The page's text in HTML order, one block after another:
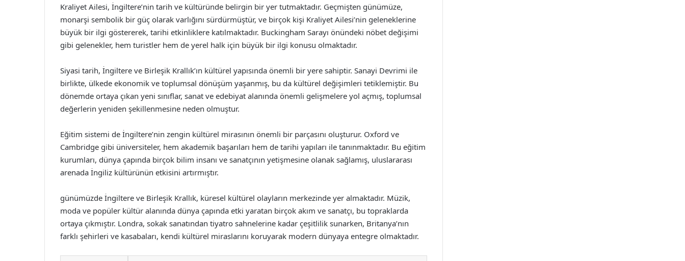
Kraliyet Ailesi, İngiltere’nin tarih ve kültüründe belirgin bir yer tutmaktadır. Geçmişten günümüze,
monarşi sembolik bir güç olarak varlığını sürdürmüştür, ve birçok kişi Kraliyet Ailesi’nin geleneklerine
büyük bir ilgi göstererek, tarihi etkinliklere katılmaktadır. Buckingham Sarayı önündeki nöbet değişimi
gibi gelenekler, hem turistler hem de yerel halk için büyük bir ilgi konusu olmaktadır.
Siyasi tarih, İngiltere ve Birleşik Krallık’ın kültürel yapısında önemli bir yere sahiptir. Sanayi Devrimi ile
birlikte, ülkede ekonomik ve toplumsal dönüşüm yaşanmış, bu da kültürel değişimleri tetiklemiştir. Bu
dönemde ortaya çıkan yeni sınıflar, sanat ve edebiyat alanında önemli gelişmelere yol açmış, toplumsal
değerlerin yeniden şekillenmesine neden olmuştur.
Eğitim sistemi de İngiltere’nin zengin kültürel mirasının önemli bir parçasını oluşturur. Oxford ve
Cambridge gibi üniversiteler, hem akademik başarıları hem de tarihi yapıları ile tanınmaktadır. Bu eğitim
kurumları, dünya çapında birçok bilim insanı ve sanatçının yetişmesine olanak sağlamış, uluslararası
arenada İngiliz kültürünün etkisini artırmıştır.
günümüzde İngiltere ve Birleşik Krallık, küresel kültürel olayların merkezinde yer almaktadır. Müzik,
moda ve popüler kültür alanında dünya çapında etki yaratan birçok akım ve sanatçı, bu topraklarda
ortaya çıkmıştır. Londra, sokak sanatından tiyatro sahnelerine kadar çeşitlilik sunarken, Britanya’nın
farklı şehirleri ve kasabaları, kendi kültürel miraslarını koruyarak modern dünyaya entegre olmaktadır.